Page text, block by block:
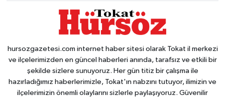
hursozgazetesi.com internet haber sitesi olarak Tokat il merkezi
ve ilçelerimizden en güncel haberleri anında, tarafsız ve etkili bir
şekilde sizlere sunuyoruz. Her gün titiz bir çalışma ile
hazırladığımız haberlerimizle, Tokat'ın nabzını tutuyor, ilimizin ve
ilçelerimizin önemli olaylarını sizlerle paylaşıyoruz. Güvenilir